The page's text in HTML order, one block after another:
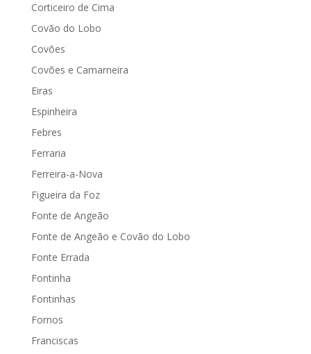
Corticeiro de Cima
Covão do Lobo
Covões
Covões e Camarneira
Eiras
Espinheira
Febres
Ferraria
Ferreira-a-Nova
Figueira da Foz
Fonte de Angeão
Fonte de Angeão e Covão do Lobo
Fonte Errada
Fontinha
Fontinhas
Fornos
Franciscas